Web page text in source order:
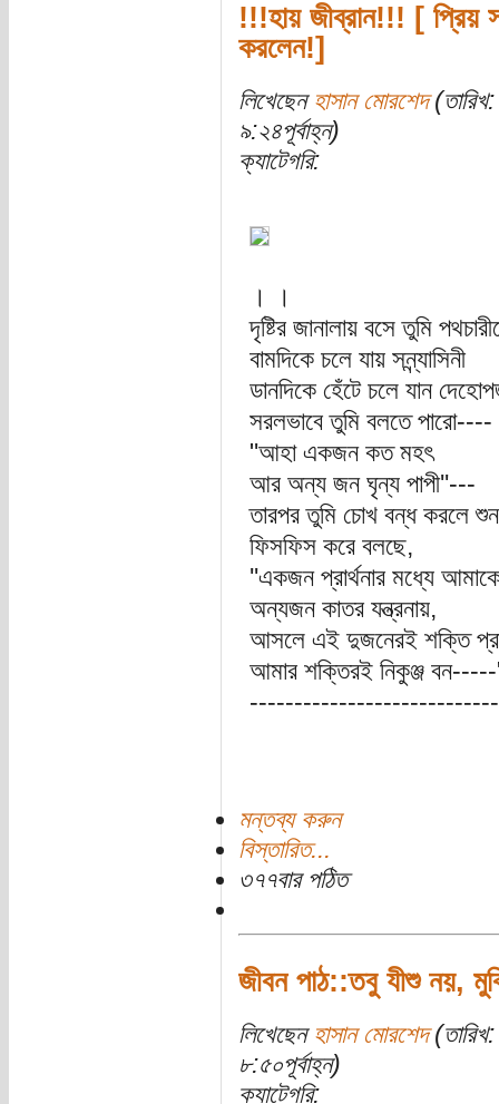
!!!হায় জীব্রান!!! [ প্রিয়
করলেন!]
লিখেছেন হাসান মোরশেদ
৯:২৪পূর্বাহ্ন)
ক্যাটেগরি:
। ।
দৃষ্টির জানালায় বসে তুমি
বামদিকে চলে যায় সন্ন্যাসিনী
ডানদিকে হেঁটে চলে যান
সরলভাবে তুমি বলতে পারো----
"আহা একজন কত মহৎ
আর অন্য জন ঘৃন্য পাপী''---
তারপর তুমি চোখ বন্ধ করলে
ফিসফিস করে বলছে,
''একজন প্রার্থনার মধ্যে
অন্যজন কাতর যন্ত্রনায়,
আসলে এই দুজনেরই শক্তি
আমার শক্তিরই নিকুঞ্জ
মন্তব্য করুন
বিস্তারিত...
৩৭৭বার পঠিত
জীবন পাঠ::তবু যীশু নয়,
লিখেছেন হাসান মোরশেদ
৮:৫০পূর্বাহ্ন)
ক্যাটেগরি: